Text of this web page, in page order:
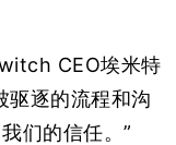
CEO埃米特
驱逐的流程和沟
们的信任。”